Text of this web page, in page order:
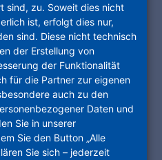
der
Nassauische
ist für
Hessen im Einsatz.
sind, zu. Soweit dies nicht
ist, erfolgt dies nur,
sind. Diese nicht technisch
der Erstellung von
der Funktionalität
für die Partner zur eigenen
auch zu den
Daten und
Sie in unserer
Sie den Button „Alle
Sie sich – jederzeit